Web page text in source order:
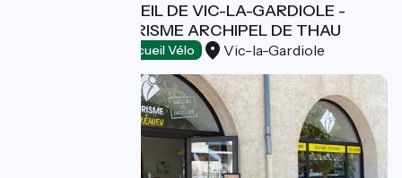
BUREAU D'ACCUEIL DE VIC-LA-GARDIOLE -
OFFICE DE TOURISME ARCHIPEL DE THAU
Accueil Vélo Vic-la-Gardiole